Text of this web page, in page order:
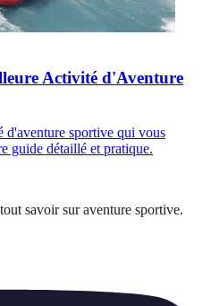
Activité d'Aventure
d'aventure sportive qui vous
guide détaillé et pratique.
savoir sur aventure sportive.